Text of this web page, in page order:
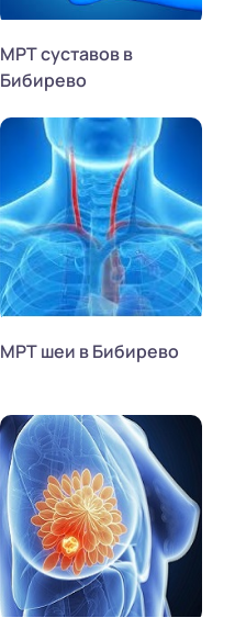
МРТ суставов в
Бибирево
МРТ шеи в Бибирево